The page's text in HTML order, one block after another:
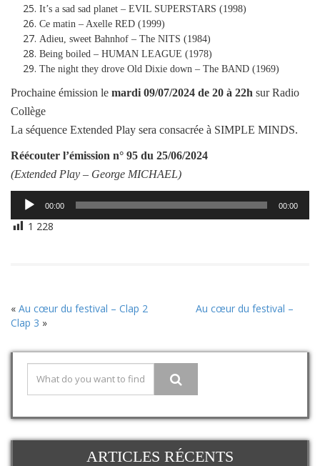
It’s a sad sad planet – EVIL SUPERSTARS (1998)
Ce matin – Axelle RED (1999)
Adieu, sweet Bahnhof – The NITS (1984)
Being boiled – HUMAN LEAGUE (1978)
The night they drove Old Dixie down – The BAND (1969)
Prochaine émission le mardi 09/07/2024 de 20 à 22h sur Radio
Collège
La séquence Extended Play sera consacrée à SIMPLE MINDS.
Réécouter l’émission n° 95 du 25/06/2024
(Extended Play – George MICHAEL)
Lecteur
audio
00:00 00:00
1 228
« Au cœur du festival – Clap 2
Au cœur du festival –
Clap 3 »
ARTICLES RÉCENTS